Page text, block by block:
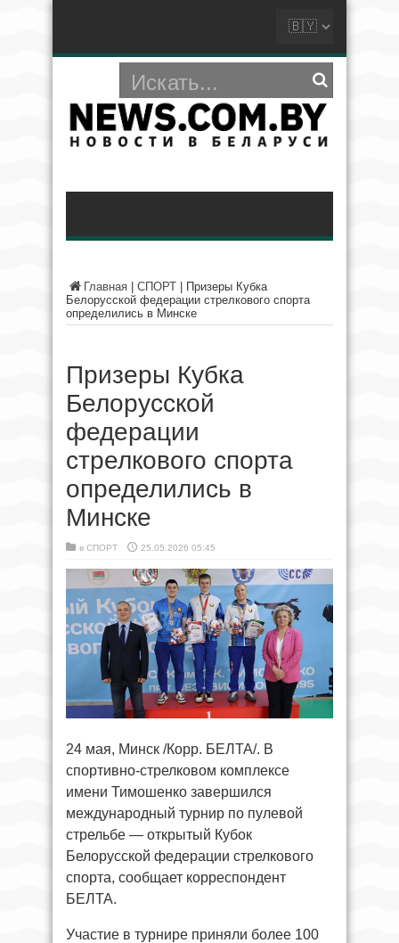
Главная СПОРТ
Призеры Кубка
Белорусской федерации стрелкового спорта
определились в Минске
Призеры Кубка
Белорусской
федерации
стрелкового спорта
определились в
Минске
в СПОРТ 25.05.2026 05:45
24 мая, Минск /Корр. БЕЛТА/. В
спортивно-стрелковом комплексе
имени Тимошенко завершился
международный турнир по пулевой
стрельбе — открытый Кубок
Белорусской федерации стрелкового
спорта, сообщает корреспондент
БЕЛТА.
Участие в турнире приняли более 100